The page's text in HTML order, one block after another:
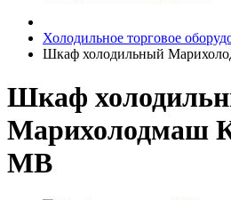
Холодильное торговое
Шкаф холодильный
Шкаф
Марихолодмаш
МВ